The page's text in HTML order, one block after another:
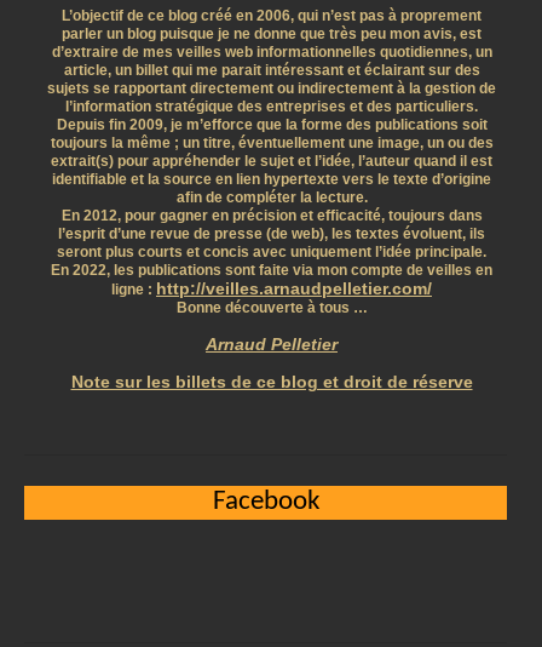
L’objectif de ce blog créé en 2006, qui n’est pas à proprement
parler un blog puisque je ne donne que très peu mon avis, est
d’extraire de mes veilles web informationnelles quotidiennes, un
article, un billet qui me parait intéressant et éclairant sur des
sujets se rapportant directement ou indirectement à la gestion de
l’information stratégique des entreprises et des particuliers.
Depuis fin 2009, je m’efforce que la forme des publications soit
toujours la même ; un titre, éventuellement une image, un ou des
extrait(s) pour appréhender le sujet et l’idée, l’auteur quand il est
identifiable et la source en lien hypertexte vers le texte d’origine
afin de compléter la lecture.
En 2012, pour gagner en précision et efficacité, toujours dans
l’esprit d’une revue de presse (de web), les textes évoluent, ils
seront plus courts et concis avec uniquement l’idée principale.
En 2022, les publications sont faite via mon compte de veilles en
ligne : http://veilles.arnaudpelletier.com/
Bonne découverte à tous …
Arnaud Pelletier
Note sur les billets de ce blog et droit de réserve
Facebook